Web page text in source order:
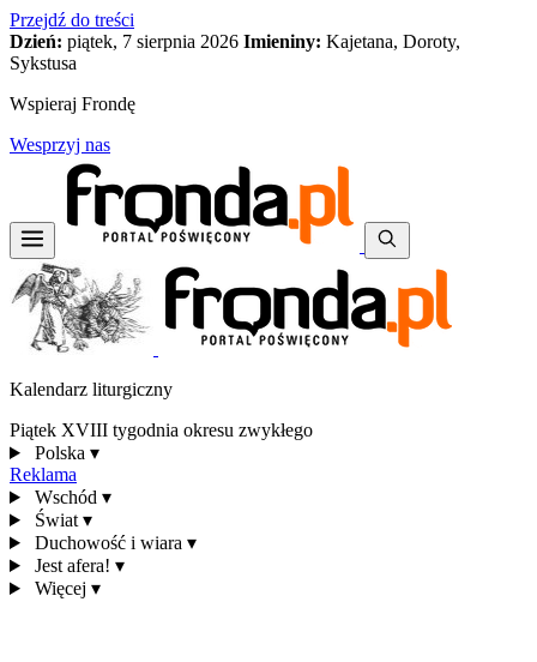
Przejdź do treści
Dzień: piątek, 7 sierpnia 2026 Imieniny: Kajetana, Doroty,
Sykstusa
Wspieraj Frondę
Wesprzyj nas
Kalendarz liturgiczny
Piątek XVIII tygodnia okresu zwykłego
Polska ▾
Reklama
Wschód ▾
Świat ▾
Duchowość i wiara ▾
Jest afera! ▾
Więcej ▾